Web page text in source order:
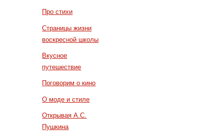
Про стихи
Страницы жизни
воскресной школы
Вкусное
путешествие
Поговорим о кино
О моде и стиле
Открывая А.С.
Пушкина